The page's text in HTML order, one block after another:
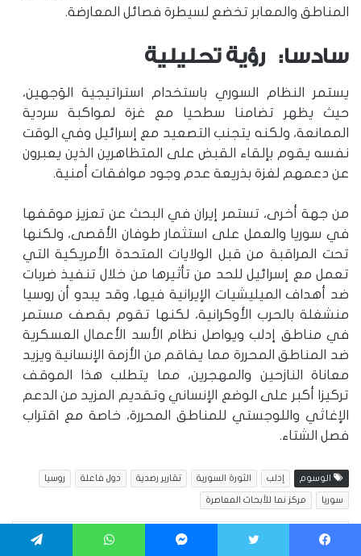
المناطق والمعابر تخضع لسيطرة فصائل المعارضة.
سادسا: رؤية تحليلية
يستمر النظام السوري باستخدام استراتيجية الوَجهين،
حيث يظهر تضامنا سطحيا مع غزة لمواكبة سردية
الممانعة، ولكنه يتجنب التصعيد مع إسرائيل وفي الوقت
نفسه يقوم بإلقاء القبض على المتظاهرين الذين يعبرون
عن دعمهم لغزة بذريعة عدم وجود موافقات أمنية.
من جهة أخرى، تستمر إيران في البحث عن تعزيز موقفها
في سوريا والعمل على استثمار طوفان الأقصى، ولكنها
تحت المراقبة من قبل الولايات المتحدة الأمريكية التي
تعمل مع إسرائيل للحد من تأثيرها من خلال تنفيذ ضربات
ضد أهداف الميليشيات الإيرانية فيها، وقد يبدو أن روسيا
منشغلة بالحرب الأوكرانية، لكنها تقوم بقصف مستمر
في مناطق إدلب ويواصل نظام الأسد الأعمال العسكرية
ضد المناطق المحررة مما يفاقم من الأزمة الإنسانية ويزيد
معاناة النازحين والمهجرين، مما يتطلب هذا الموقف
تركيزا أكبر على الوضع الإنساني وتقديم المزيد من الدعم
الإغاثي واللوجستي للمناطق المحررة، خاصة مع اقتراب
فصل الشتاء.
الوسوم إدلب الثورة السورية تقارير رصدية دول فاعلة روسيا
سوريا مركز نما للأبحاث المعاصرة
تويتر ماسنجر
تيلقرام